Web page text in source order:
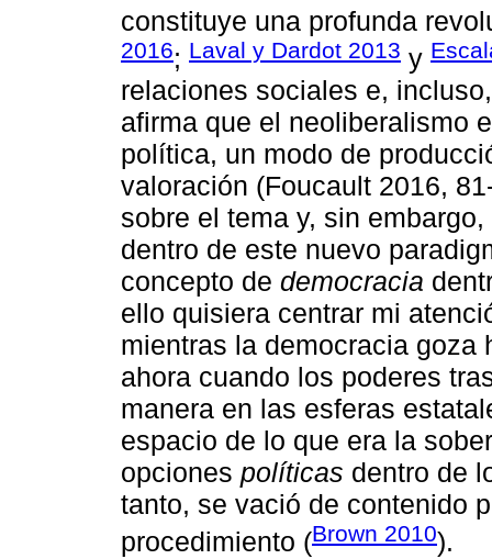
constituye una profunda
2016; Laval y Dardot 2013 y
relaciones sociales e,
afirma que el neoliberalismo
política, un modo de
valoración (Foucault 2016,
sobre el tema y, sin
dentro de este nuevo
concepto de democracia
ello quisiera centrar mi
mientras la democracia goza
ahora cuando los poderes
manera en las esferas
espacio de lo que era la
opciones políticas dentro de
tanto, se vació de contenido
procedimiento (Brown 2010).